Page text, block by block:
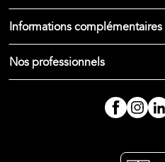
Informations complémentaires
Nos professionnels